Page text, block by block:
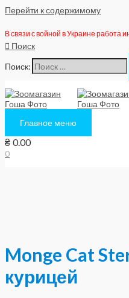
Перейти к содержимому
В связи с войной в Украине работа
Поиск
Поиск:
Главное меню
₴ 0.00
0
Monge Cat
курицей